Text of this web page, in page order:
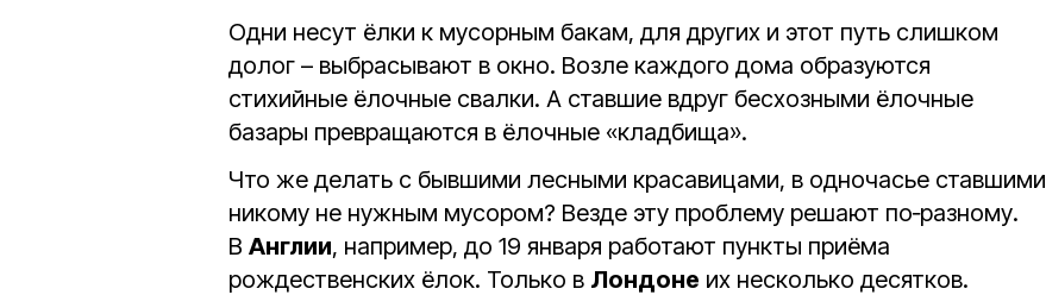
Одни несут ёлки к мусорным бакам, для других и этот путь слишком
долог – выбрасывают в окно. Возле каждого дома образуются
стихийные ёлочные свалки. А ставшие вдруг бесхозными ёлочные
базары превращаются в ёлочные «кладбища».
Что же делать с бывшими лесными красавицами, в одночасье ставшими
никому не нужным мусором? Везде эту проблему решают по‑разному.
В Англии, например, до 19 января работают пункты приёма
рождественских ёлок. Только в Лондоне их несколько десятков.